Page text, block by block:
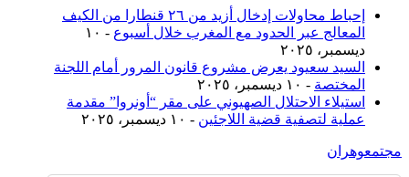
إحباط محاولات إدخال أزيد من ٢٦ قنطارا من الكيف
المعالج عبر الحدود مع المغرب خلال أسبوع
- ١٠
ديسمبر، ٢٠٢٥
السيد سعيود يعرض مشروع قانون المرور أمام اللجنة
المختصة - ١٠ ديسمبر، ٢٠٢٥
استيلاء الاحتلال الصهيوني على مقر “أونروا” مقدمة
عملية لتصفية قضية اللاجئين - ١٠ ديسمبر، ٢٠٢٥
مجتمعوهران